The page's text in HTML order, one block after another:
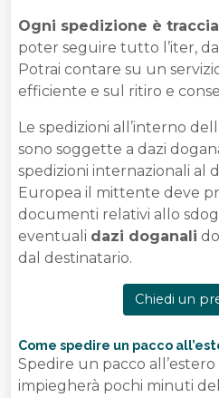
Ogni spedizione è
poter seguire tutto l’iter,
Potrai contare su un
efficiente e sul ritiro e
Le spedizioni all’interno
sono soggette a dazi
spedizioni internazionali al
Europea il mittente deve
documenti relativi allo
eventuali dazi doganali
dal destinatario.
Chiedi un
Come spedire un pacco
Spedire un pacco
impiegherà pochi minuti